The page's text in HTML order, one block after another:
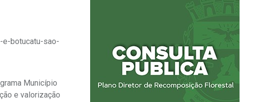
e-botucatu-sao-
Município
e valorização